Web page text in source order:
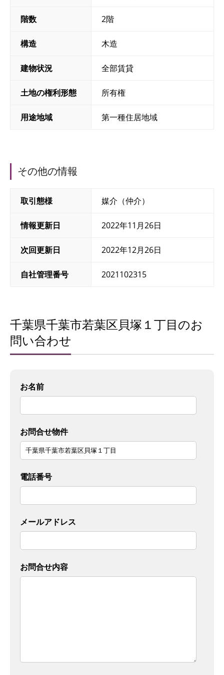
階数 2階
構造 木造
建物状況 全部賃貸
土地の権利形態 所有権
用途地域 第一種住居地域
その他の情報
取引態様 媒介（仲介）
情報更新日 2022年11月26日
次回更新日 2022年12月26日
自社管理番号 2021102315
千葉県千葉市若葉区貝塚１丁目のお
問い合わせ
お名前
お問合せ物件
電話番号
メールアドレス
お問合せ内容